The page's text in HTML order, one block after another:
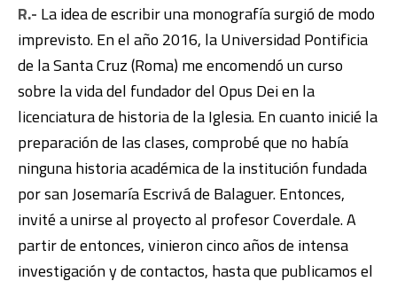
R.- La idea de escribir una monografía surgió de modo
imprevisto. En el año 2016, la Universidad Pontificia
de la Santa Cruz (Roma) me encomendó un curso
sobre la vida del fundador del Opus Dei en la
licenciatura de historia de la Iglesia. En cuanto inicié la
preparación de las clases, comprobé que no había
ninguna historia académica de la institución fundada
por san Josemaría Escrivá de Balaguer. Entonces,
invité a unirse al proyecto al profesor Coverdale. A
partir de entonces, vinieron cinco años de intensa
investigación y de contactos, hasta que publicamos el